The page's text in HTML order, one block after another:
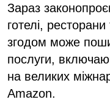
Зараз
готелі,
згодом може
послуги,
на великих
Amazon.